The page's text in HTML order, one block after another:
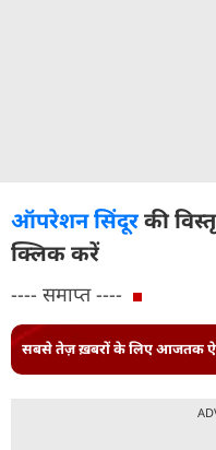
ऑपरेशन सिंदूरकी
क्लिक करें
---- समाप्त ----
सबसे तेज़ ख़बरों के लिए आजतक